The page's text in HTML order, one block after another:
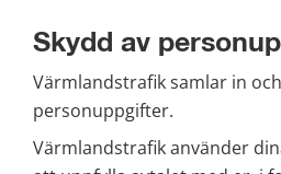
Skydd av
Värmlandstrafik samlar in
personuppgifter.
Värmlandstrafik använder